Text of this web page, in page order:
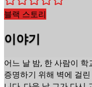
블랙 스토리
이야기
어느 날 밤, 한 사람이
증명하기 위해 벽에 걸